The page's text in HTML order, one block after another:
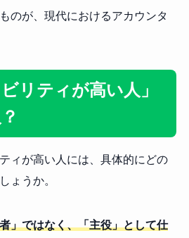
のが、現代におけるアカウンタ
リティが高い人」
ィが高い人には、具体的にどの
ょうか。
」ではなく、「主役」として仕